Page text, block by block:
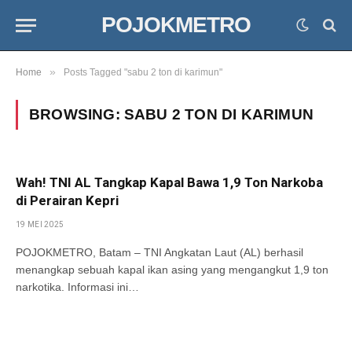
POJOKMETRO
Home » Posts Tagged "sabu 2 ton di karimun"
BROWSING: SABU 2 TON DI KARIMUN
Wah! TNI AL Tangkap Kapal Bawa 1,9 Ton Narkoba
di Perairan Kepri
19 MEI 2025
POJOKMETRO, Batam – TNI Angkatan Laut (AL) berhasil
menangkap sebuah kapal ikan asing yang mengangkut 1,9 ton
narkotika. Informasi ini…